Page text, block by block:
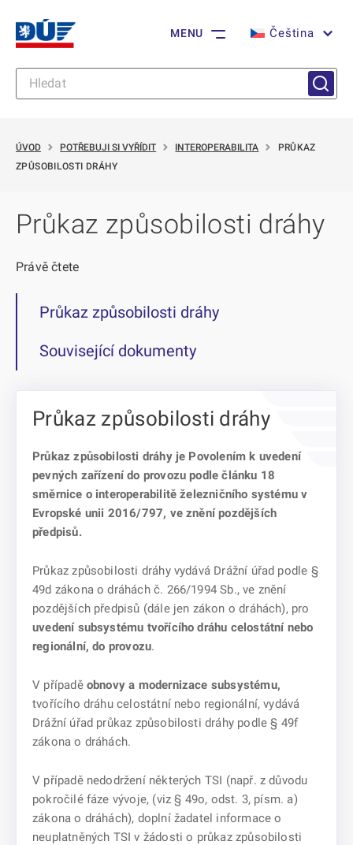
MENU Čeština
ÚVOD POTŘEBUJI SI VYŘÍDIT INTEROPERABILITA
PRŮKAZ
ZPŮSOBILOSTI DRÁHY
Průkaz způsobilosti dráhy
Průkaz způsobilosti dráhy
Průkaz způsobilosti dráhy je Povolením k uvedení
pevných zařízení do provozu podle článku 18
směrnice o interoperabilitě železničního systému v
Evropské unii 2016/797, ve znění pozdějších
předpisů.
Průkaz způsobilosti dráhy vydává Drážní úřad podle §
49d zákona o dráhách č. 266/1994 Sb., ve znění
pozdějších předpisů (dále jen zákon o dráhách), pro
uvedení subsystému tvořícího dráhu celostátní nebo
regionální, do provozu.
V případě obnovy a modernizace subsystému,
tvořícího dráhu celostátní nebo regionální, vydává
Drážní úřad průkaz způsobilosti dráhy podle § 49f
zákona o dráhách.
V případě nedodržení některých TSI (např. z důvodu
pokročilé fáze vývoje, (viz § 49o, odst. 3, písm. a)
zákona o dráhách), doplní žadatel informace o
neuplatněných TSI v žádosti o průkaz způsobilosti
Právě čtete
Průkaz způsobilosti dráhy
Související dokumenty